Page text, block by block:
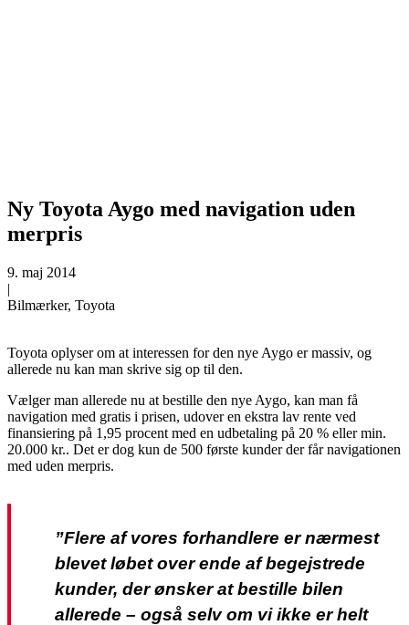
Ny Toyota Aygo med navigation uden
merpris
9. maj 2014
|
Bilmærker, Toyota
Toyota oplyser om at interessen for den nye Aygo er massiv, og
allerede nu kan man skrive sig op til den.
Vælger man allerede nu at bestille den nye Aygo, kan man få
navigation med gratis i prisen, udover en ekstra lav rente ved
finansiering på 1,95 procent med en udbetaling på 20 % eller min.
20.000 kr.. Det er dog kun de 500 første kunder der får navigationen
med uden merpris.
”Flere af vores forhandlere er nærmest
blevet løbet over ende af begejstrede
kunder, der ønsker at bestille bilen
allerede – også selv om vi ikke er helt